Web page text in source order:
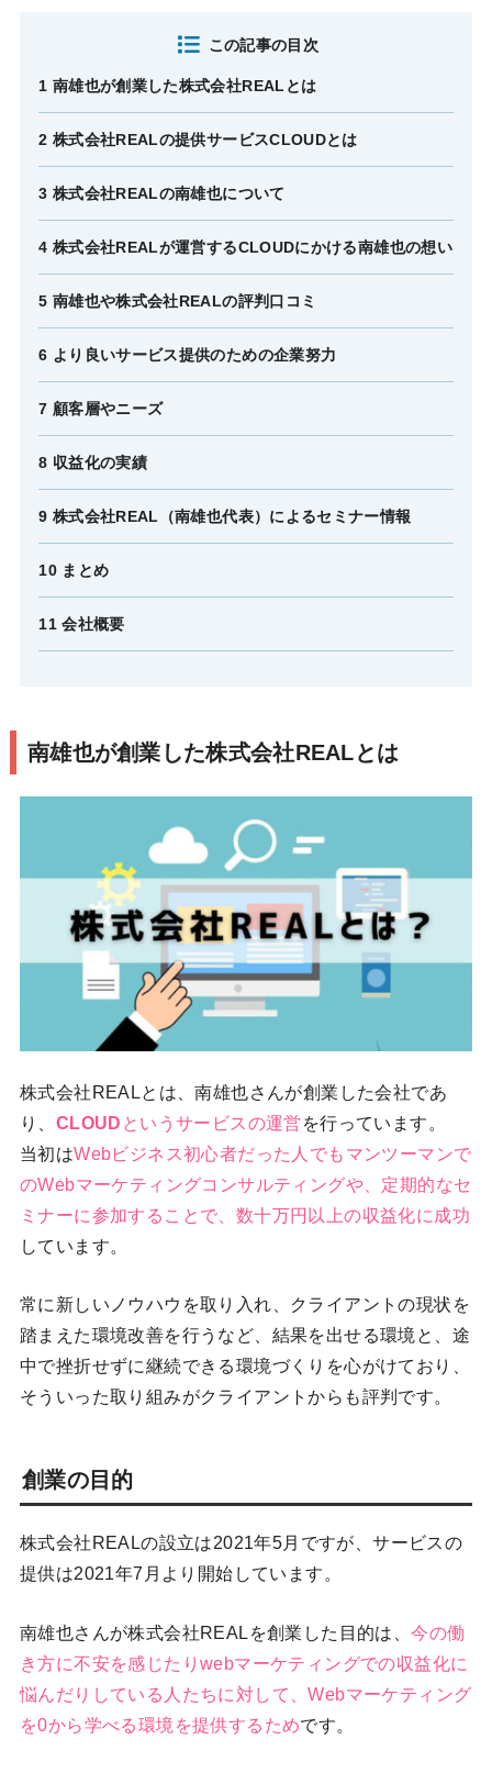
この記事の目次
1 南雄也が創業した株式会社REALとは
2 株式会社REALの提供サービスCLOUDとは
3 株式会社REALの南雄也について
4 株式会社REALが運営するCLOUDにかける南雄也の想い
5 南雄也や株式会社REALの評判口コミ
6 より良いサービス提供のための企業努力
7 顧客層やニーズ
8 収益化の実績
9 株式会社REAL（南雄也代表）によるセミナー情報
10 まとめ
11 会社概要
南雄也が創業した株式会社REALとは
株式会社REALとは、南雄也さんが創業した会社であ
り、 CLOUD というサービスの運営 を行っています。
当初はWebビジネス初心者だった人でもマンツーマンで
のWebマーケティングコンサルティングや、定期的なセ
ミナーに参加することで、数十万円以上の収益化に成功
しています。
常に新しいノウハウを取り入れ、クライアントの現状を
踏まえた環境改善を行うなど、結果を出せる環境と、途
中で挫折せずに継続できる環境づくりを心がけており、
そういった取り組みがクライアントからも評判です。
創業の目的
株式会社REALの設立は2021年5月ですが、サービスの
提供は2021年7月より開始しています。
南雄也さんが株式会社REALを創業した目的は、今の働
き方に不安を感じたりwebマーケティングでの収益化に
悩んだりしている人たちに対して、Webマーケティング
を0から学べる環境を提供するためです。